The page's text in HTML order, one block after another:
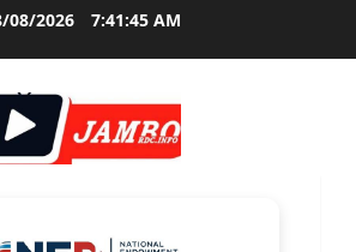
08/2026 7:41:46 AM